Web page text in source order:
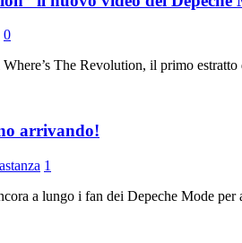
0
The Revolution, il primo
arrivando!
1
a lungo i fan dei Depeche Mode